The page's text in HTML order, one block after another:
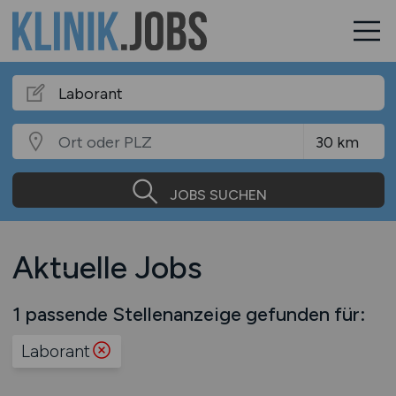
JOBS SUCHEN
Aktuelle Jobs
1 passende Stellenanzeige gefunden für:
Laborant